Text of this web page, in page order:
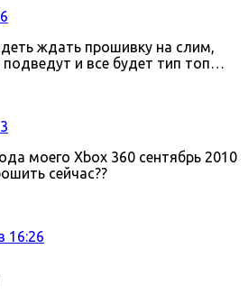
ждать прошивку на слим,
подведут и все будет тип топ…
моего Xbox 360 сентябрь 2010
сейчас??
16:26